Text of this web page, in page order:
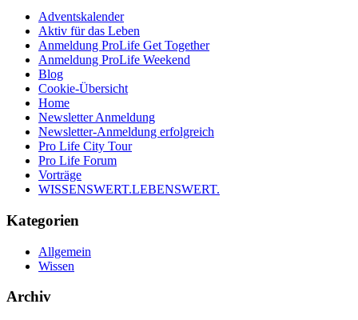
Adventskalender
Aktiv für das Leben
Anmeldung ProLife Get Together
Anmeldung ProLife Weekend
Blog
Cookie-Übersicht
Home
Newsletter Anmeldung
Newsletter-Anmeldung erfolgreich
Pro Life City Tour
Pro Life Forum
Vorträge
WISSENSWERT.LEBENSWERT.
Kategorien
Allgemein
Wissen
Archiv